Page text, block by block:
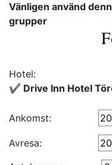
Vänligen använd
grupper
Hotel:
✔️ Drive Inn Hotel
Ankomst:
Avresa: